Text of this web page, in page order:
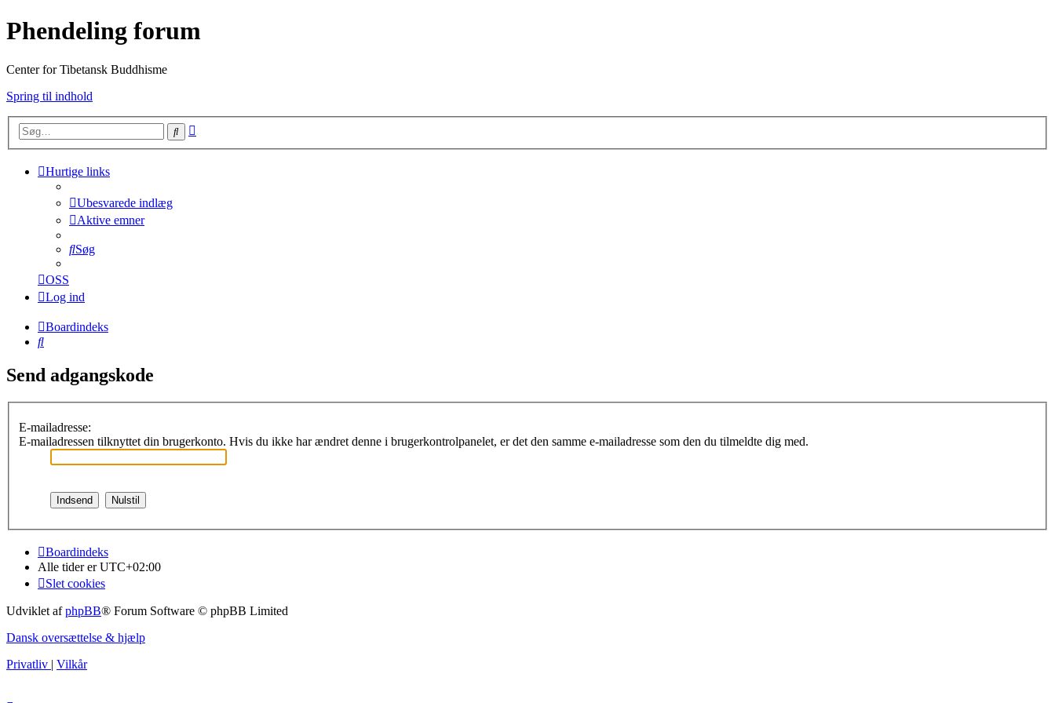
Phendeling forum
Center for Tibetansk Buddhisme
Spring til indhold
Søg
Hurtige links
Ubesvarede indlæg
Aktive emner
Søg
OSS
Log ind
Boardindeks
Søg
Send adgangskode
E-mailadresse:
E-mailadressen tilknyttet din brugerkonto. Hvis du ikke har ændret denne i brugerkontrolpanelet, er det den samme e-mailadresse som den du tilmeldte dig med.
Boardindeks
Alle tider erUTC+02:00
Slet cookies
Udviklet afphpBB® Forum Software © phpBB Limited
Dansk oversættelse & hjælp
Privatliv | Vilkår